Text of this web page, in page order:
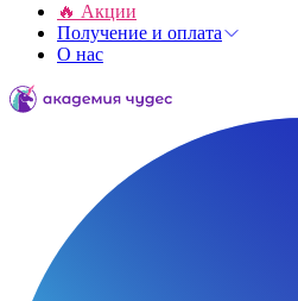
🔥 Акции
Получение и оплата
О нас